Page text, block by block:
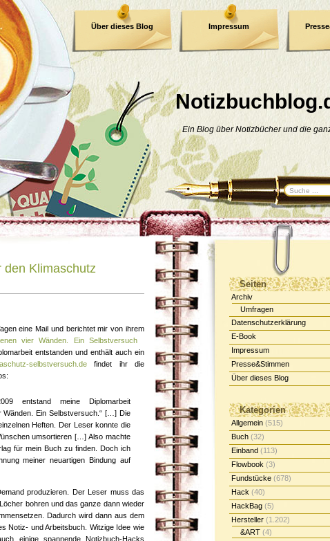
Ein Blog über Notizbücher und die
Über dieses Blog Impressum
Datenschutzerklärung
Seiten
Archiv
Umfragen
Datenschutzerklärung
E-Book
Impressum
Presse&Stimmen
Über dieses Blog
Kategorien
Allgemein (515)
Buch (32)
Einband (113)
Flowbook (3)
Fundstücke (678)
Hack (40)
HackBag (5)
Hersteller (1.202)
&ART (4)
den Klimaschutz
eine Mail und berichtet mir von ihrem
vier Wänden. Ein Selbstversuch
entstanden und enthält auch ein
selbstversuch.de findet ihr die
entstand meine Diplomarbeit
Wänden. Ein Selbstversuch.“ […] Die
Heften. Der Leser konnte die
umsortieren […] Also machte
für mein Buch zu finden. Doch ich
meiner neuartigen Bindung auf
produzieren. Der Leser muss das
bohren und das ganze dann wieder
Dadurch wird dann aus dem
Notiz- und Arbeitsbuch. Witzige Idee wie
einige spannende Notizbuch-Hacks